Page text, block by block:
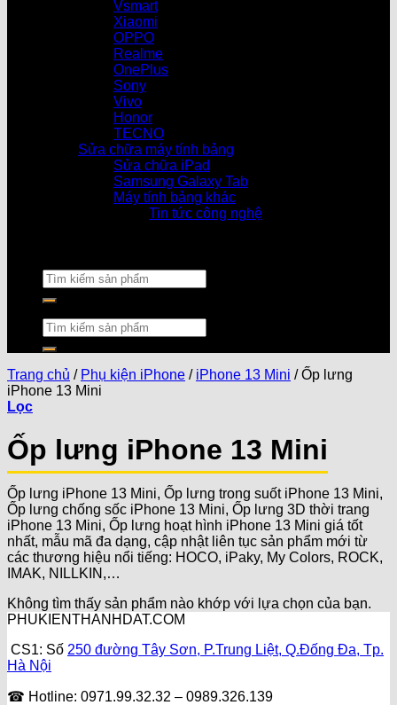
Vsmart
Xiaomi
OPPO
Realme
OnePlus
Sony
Vivo
Honor
TECNO
Sửa chữa máy tính bảng
Sửa chữa iPad
Samsung Galaxy Tab
Máy tính bảng khác
Tin tức công nghệ
Trang chủ / Phụ kiện iPhone / iPhone 13 Mini /Ốp lưng
iPhone 13 Mini
Lọc
Ốp lưng iPhone 13 Mini
Ốp lưng iPhone 13 Mini, Ốp lưng trong suốt iPhone 13 Mini,
Ốp lưng chống sốc iPhone 13 Mini, Ốp lưng 3D thời trang
iPhone 13 Mini, Ốp lưng hoạt hình iPhone 13 Mini giá tốt
nhất, mẫu mã đa dạng, cập nhật liên tục sản phẩm mới từ
các thương hiệu nổi tiếng: HOCO, iPaky, My Colors, ROCK,
IMAK, NILLKIN,…
Không tìm thấy sản phẩm nào khớp với lựa chọn của bạn.
PHUKIENTHANHDAT.COM
CS1: Số 250 đường Tây Sơn, P.Trung Liệt, Q.Đống Đa, Tp.
Hà Nội
☎ Hotline: 0971.99.32.32 – 0989.326.139